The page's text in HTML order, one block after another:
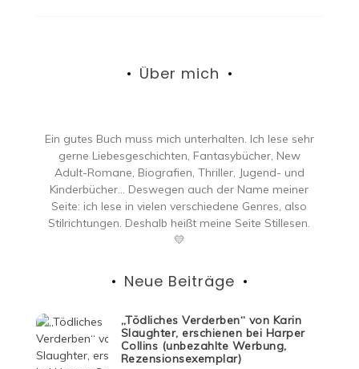
Über mich
Ein gutes Buch muss mich unterhalten. Ich lese sehr
gerne Liebesgeschichten, Fantasybücher, New
Adult-Romane, Biografien, Thriller, Jugend- und
Kinderbücher… Deswegen auch der Name meiner
Seite: ich lese in vielen verschiedene Genres, also
Stilrichtungen. Deshalb heißt meine Seite Stillesen.
💛
Neue Beiträge
„Tödliches Verderben“ von Karin
Slaughter, erschienen bei Harper
Collins (unbezahlte Werbung,
Rezensionsexemplar)